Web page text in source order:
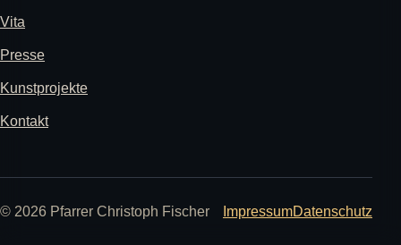
Vita
Presse
Kunstprojekte
Kontakt
© 2026 Pfarrer Christoph Fischer ImpressumDatenschutz